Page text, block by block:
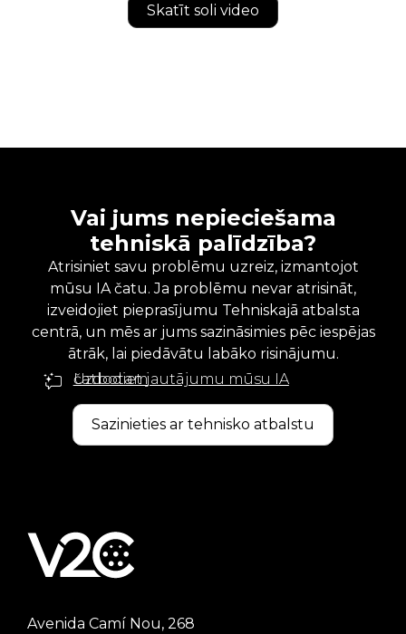
Skatīt soli video
Vai jums nepieciešama
tehniskā palīdzība?
Atrisiniet savu problēmu uzreiz, izmantojot
mūsu IA čatu. Ja problēmu nevar atrisināt,
izveidojiet pieprasījumu Tehniskajā atbalsta
centrā, un mēs ar jums sazināsimies pēc iespējas
ātrāk, lai piedāvātu labāko risinājumu.
Uzdodiet jautājumu mūsu IA čatbotam
Sazinieties ar tehnisko atbalstu
Avenida Camí Nou, 268